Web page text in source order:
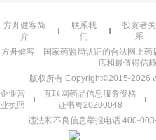
方舟健客简
介
联系我
们
投资者关
系
方舟健客－国家药监局认证的合法网上
店和最值得信
版权所有 Copyright©2015-2026
企业营
业执照
互联网药品信息服务资格
证书粤20200048
违法和不良信息举报电话 400-